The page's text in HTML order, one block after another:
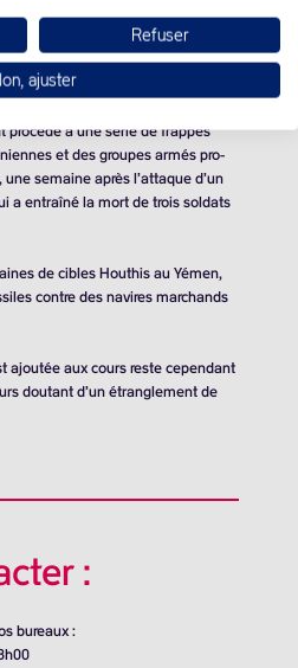
russe.
les tensions se propager au
de blocage d’une partie de l’offre.
procédé à une série de frappes
et des groupes armés pro-
semaine après l’attaque d’un
a entraîné la mort de trois soldats
de cibles Houthis au Yémen,
contre des navires marchands
ajoutée aux cours reste cependant
doutant d’un étranglement de
:
bureaux :
Refuser
ajuster